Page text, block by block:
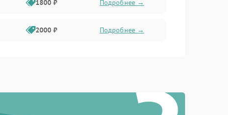
1800 ₽ Подробнее →
2000 ₽ Подробнее →